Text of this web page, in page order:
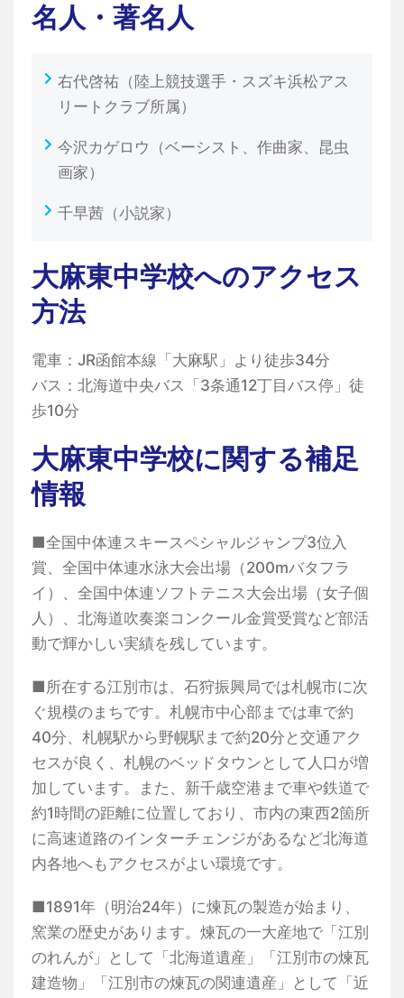
名人・著名人
右代啓祐（陸上競技選手・スズキ浜松アス
リートクラブ所属）
今沢カゲロウ（ベーシスト、作曲家、昆虫
画家）
千早茜（小説家）
大麻東中学校へのアクセス
方法
電車：JR函館本線「大麻駅」より徒歩34分
バス：北海道中央バス「3条通12丁目バス停」徒
歩10分
大麻東中学校に関する補足
情報
■全国中体連スキースペシャルジャンプ3位入
賞、全国中体連水泳大会出場（200mバタフラ
イ）、全国中体連ソフトテニス大会出場（女子個
人）、北海道吹奏楽コンクール金賞受賞など部活
動で輝かしい実績を残しています。
■所在する江別市は、石狩振興局では札幌市に次
ぐ規模のまちです。札幌市中心部までは車で約
40分、札幌駅から野幌駅まで約20分と交通アク
セスが良く、札幌のベッドタウンとして人口が増
加しています。また、新千歳空港まで車や鉄道で
約1時間の距離に位置しており、市内の東西2箇所
に高速道路のインターチェンジがあるなど北海道
内各地へもアクセスがよい環境です。
■1891年（明治24年）に煉瓦の製造が始まり、
窯業の歴史があります。煉瓦の一大産地で「江別
のれんが」として「北海道遺産」「江別市の煉瓦
建造物」「江別市の煉瓦の関連遺産」として「近